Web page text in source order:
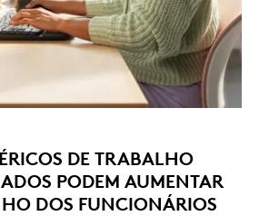
DE TRABALHO
PODEM AUMENTAR
DOS FUNCIONÁRIOS